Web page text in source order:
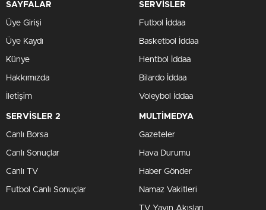
SAYFALAR
Üye Girişi
Üye Kaydı
Künye
Hakkımızda
İletişim
SERVİSLER
Futbol İddaa
Basketbol İddaa
Hentbol İddaa
Bilardo İddaa
Voleybol İddaa
SERVİSLER 2
Canlı Borsa
Canlı Sonuçlar
Canlı TV
Futbol Canlı Sonuçlar
MULTİMEDYA
Gazeteler
Hava Durumu
Haber Gönder
Namaz Vakitleri
TV Yayın Akışları